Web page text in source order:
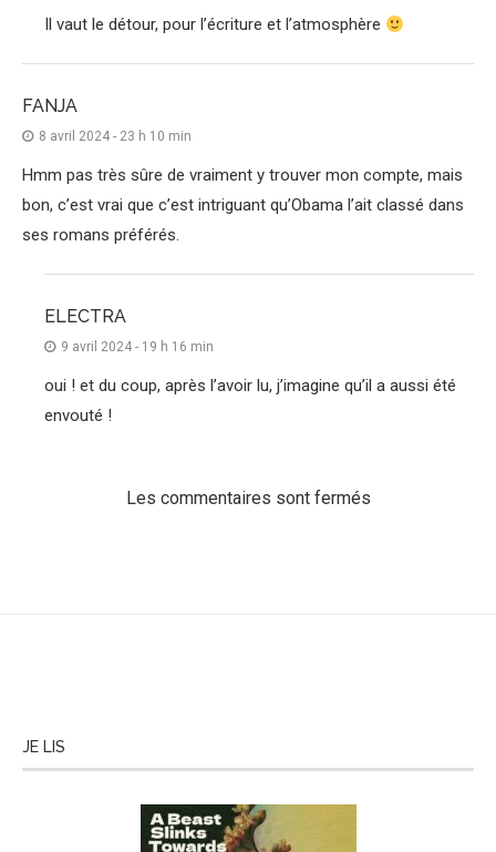
Il vaut le détour, pour l’écriture et l’atmosphère
FANJA
8 avril 2024 - 23 h 10 min
Hmm pas très sûre de vraiment y trouver mon compte, mais
bon, c’est vrai que c’est intriguant qu’Obama l’ait classé dans
ses romans préférés.
ELECTRA
9 avril 2024 - 19 h 16 min
oui ! et du coup, après l’avoir lu, j’imagine qu’il a aussi été
envouté !
Les commentaires sont fermés
JE LIS